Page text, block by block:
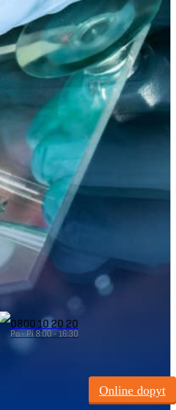
0800 10 20 20
Po - Pi 8:00 - 16:30
Online dopyt